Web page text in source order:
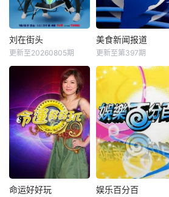
刘在街头
更新至20260805期
美食新闻报道
更新至第397期
命运好好玩 娱乐百分百